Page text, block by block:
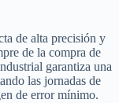
de alta precisión y
de la compra de
garantiza una
las jornadas de
de error mínimo.